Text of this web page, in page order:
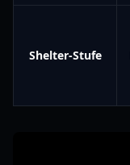
Shelter-Stufe